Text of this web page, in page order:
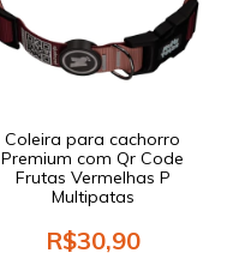
Coleira para cachorro
Premium com Qr Code
Frutas Vermelhas P
Multipatas
R$30,90